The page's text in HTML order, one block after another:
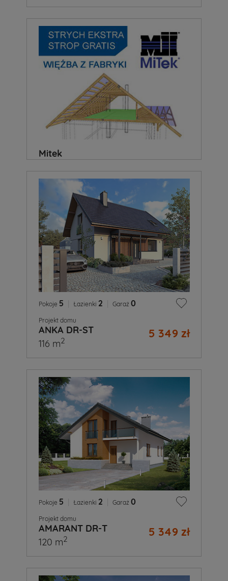
Mitek
Pokoje 5 Łazienki 2 Garaż 0
Projekt domu
ANKA DR-ST 5 349 zł
116 m2
Pokoje 5 Łazienki 2 Garaż 0
Projekt domu
AMARANT DR-T 5 349 zł
120 m2